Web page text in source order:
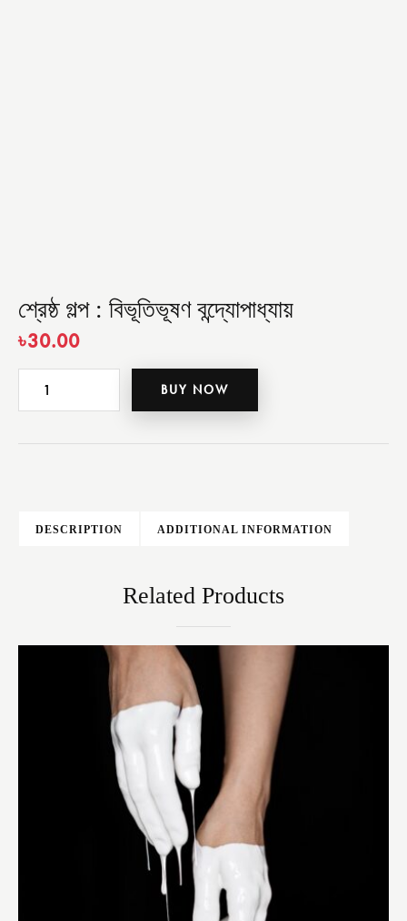
শ্রেষ্ঠ গল্প : বিভূতিভূষণ বন্দ্যোপাধ্যায়
৳30.00
BUY NOW
DESCRIPTION ADDITIONAL INFORMATION
Related Products